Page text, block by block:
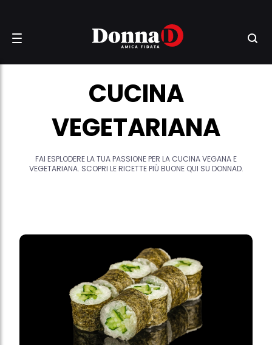
CUCINA
VEGETARIANA
FAI ESPLODERE LA TUA PASSIONE PER LA CUCINA VEGANA E
VEGETARIANA. SCOPRI LE RICETTE PIÙ BUONE QUI SU DONNAD.